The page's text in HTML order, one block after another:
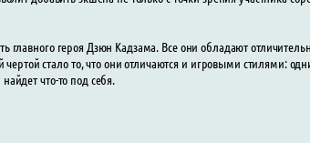
главного героя Дзюн Кадзама. Все они обладают
стало то, что они отличаются и игровыми стилями:
что-то под себя.